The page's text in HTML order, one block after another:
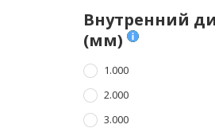
Внутренний
(мм)
1.000
2.000
3.000